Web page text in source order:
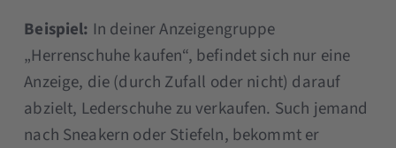
Beispiel: In deiner Anzeigengruppe
„Herrenschuhe kaufen“, befindet sich nur eine
Anzeige, die (durch Zufall oder nicht) darauf
abzielt, Lederschuhe zu verkaufen. Such jemand
nach Sneakern oder Stiefeln, bekommt er